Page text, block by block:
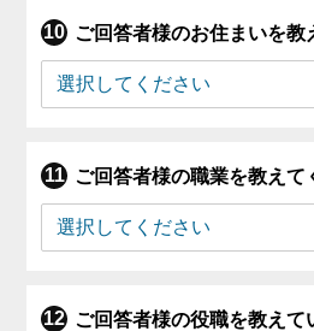
ご回答者様のお住まいを教
ご回答者様の職業を教えて
ご回答者様の役職を教えて